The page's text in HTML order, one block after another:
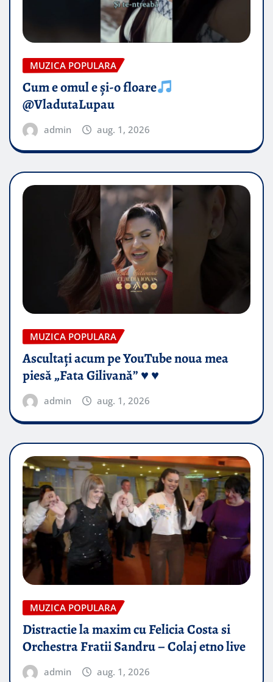
MUZICA POPULARA
Cum e omul e și-o floare
@VladutaLupau
admin aug. 1, 2026
MUZICA POPULARA
Ascultați acum pe YouTube noua mea
piesă „Fata Gilivană” ♥️ ♥️
admin aug. 1, 2026
MUZICA POPULARA
Distractie la maxim cu Felicia Costa si
Orchestra Fratii Sandru – Colaj etno live
admin aug. 1, 2026